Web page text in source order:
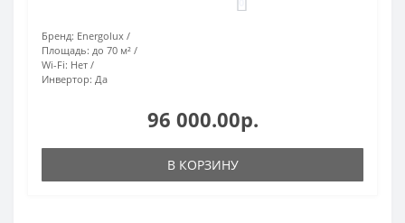
Бренд: Energolux
Площадь: до 70 м²
Wi-Fi: Нет
Инвертор: Да
96 000.00р.
В КОРЗИНУ